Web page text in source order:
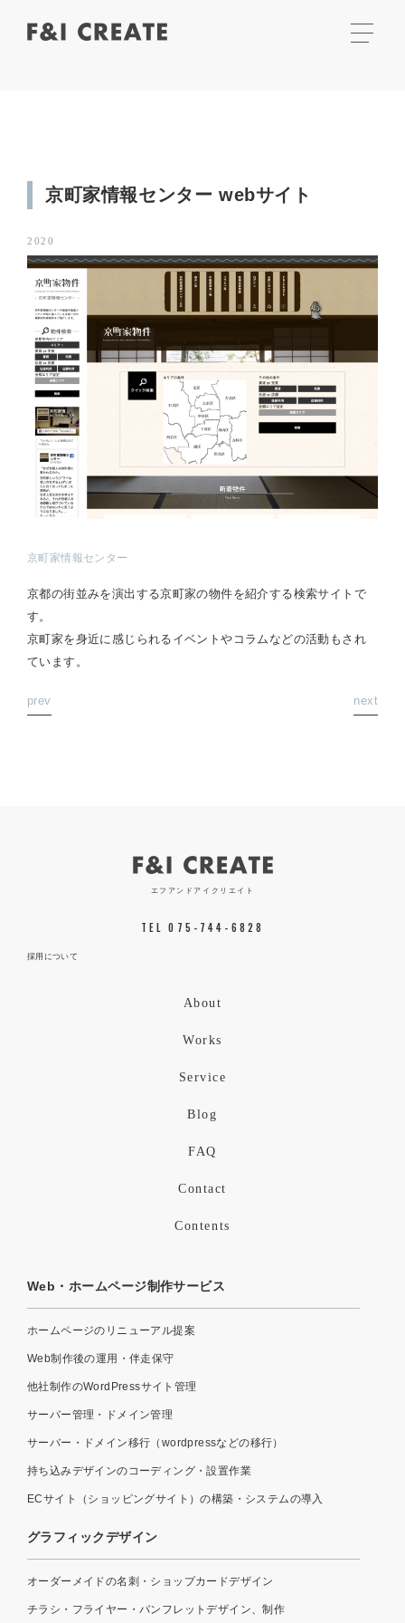
京町家情報センター webサイト
2020
京町家情報センター
京都の街並みを演出する京町家の物件を紹介する検索サイトで
す。
京町家を身近に感じられるイベントやコラムなどの活動もされ
ています。
prev next
エフアンドアイクリエイト
TEL 075-744-6828
採用について
About
Works
Service
Blog
FAQ
Contact
Contents
Web・ホームページ制作サービス
ホームページのリニューアル提案
Web制作後の運用・伴走保守
他社制作のWordPressサイト管理
サーバー管理・ドメイン管理
サーバー・ドメイン移行（wordpressなどの移行）
持ち込みデザインのコーディング・設置作業
ECサイト（ショッピングサイト）の構築・システムの導入
グラフィックデザイン
オーダーメイドの名刺・ショップカードデザイン
チラシ・フライヤー・パンフレットデザイン、制作